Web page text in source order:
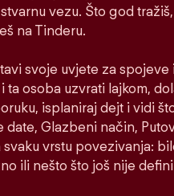
vezu. Što god
na Tinderu.
svoje uvjete za spojeve
ta osoba uzvrati lajkom,
isplaniraj dejt i vidi
date, Glazbeni način,
svaku vrstu povezivanja:
ili nešto što još nije